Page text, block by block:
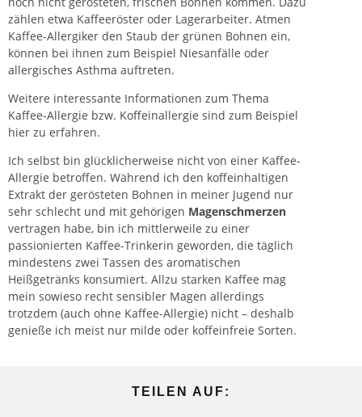
zählen etwa Kaffeeröster oder Lagerarbeiter. Atmen
Kaffee-Allergiker den Staub der grünen Bohnen ein,
können bei ihnen zum Beispiel Niesanfälle oder
allergisches Asthma auftreten.
Weitere interessante Informationen zum Thema
Kaffee-Allergie bzw. Koffeinallergie sind zum Beispiel
hier zu erfahren.
Ich selbst bin glücklicherweise nicht von einer Kaffee-
Allergie betroffen. Während ich den koffeinhaltigen
Extrakt der gerösteten Bohnen in meiner Jugend nur
sehr schlecht und mit gehörigen Magenschmerzen
vertragen habe, bin ich mittlerweile zu einer
passionierten Kaffee-Trinkerin geworden, die täglich
mindestens zwei Tassen des aromatischen
Heißgetränks konsumiert. Allzu starken Kaffee mag
mein sowieso recht sensibler Magen allerdings
trotzdem (auch ohne Kaffee-Allergie) nicht – deshalb
genieße ich meist nur milde oder koffeinfreie Sorten.
TEILEN AUF: